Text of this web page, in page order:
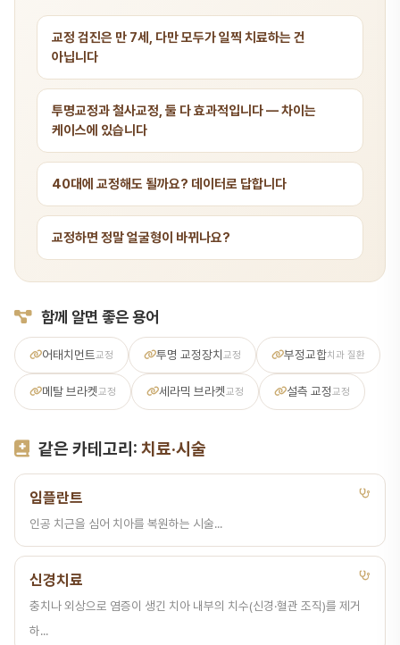
교정 검진은 만 7세, 다만 모두가 일찍 치료하는 건
아닙니다
투명교정과 철사교정, 둘 다 효과적입니다 — 차이는
케이스에 있습니다
40대에 교정해도 될까요? 데이터로 답합니다
교정하면 정말 얼굴형이 바뀌나요?
함께 알면 좋은 용어
어태치먼트교정 투명 교정장치교정 부정교합치과 질환
메탈 브라켓교정 세라믹 브라켓교정 설측 교정교정
같은 카테고리: 치료·시술
임플란트
인공 치근을 심어 치아를 복원하는 시술...
신경치료
충치나 외상으로 염증이 생긴 치아 내부의 치수(신경·혈관 조직)를 제거
하...